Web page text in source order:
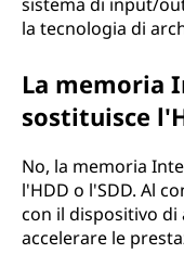
la tecnologia di
La memoria
sostituisce
No, la memoria
l'HDD o l'SDD. Al
con il dispositivo
accelerare le